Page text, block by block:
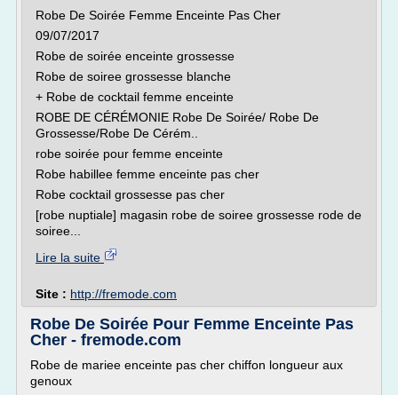
Robe De Soirée Femme Enceinte Pas Cher
09/07/2017
Robe de soirée enceinte grossesse
Robe de soiree grossesse blanche
+ Robe de cocktail femme enceinte
ROBE DE CÉRÉMONIE Robe De Soirée/ Robe De
Grossesse/Robe De Cérém..
robe soirée pour femme enceinte
Robe habillee femme enceinte pas cher
Robe cocktail grossesse pas cher
[robe nuptiale] magasin robe de soiree grossesse rode de
soiree...
Lire la suite
Site : http://fremode.com
Robe De Soirée Pour Femme Enceinte Pas
Cher - fremode.com
Robe de mariee enceinte pas cher chiffon longueur aux
genoux